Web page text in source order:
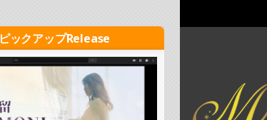
ピックアップRelease